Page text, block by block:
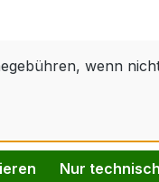
wenn
Nur